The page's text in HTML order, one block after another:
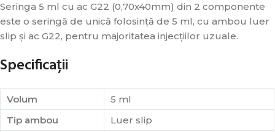
Seringa 5 ml cu ac G22 (0,70x40mm) din 2 componente
este o seringă de unică folosință de 5 ml, cu ambou luer
slip și ac G22, pentru majoritatea injecțiilor uzuale.
Specificații
Volum
5 ml
Tip ambou
Luer slip